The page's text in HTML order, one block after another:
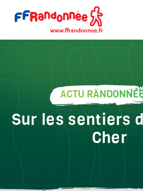
ACTU
Sur les sentiers
Cher